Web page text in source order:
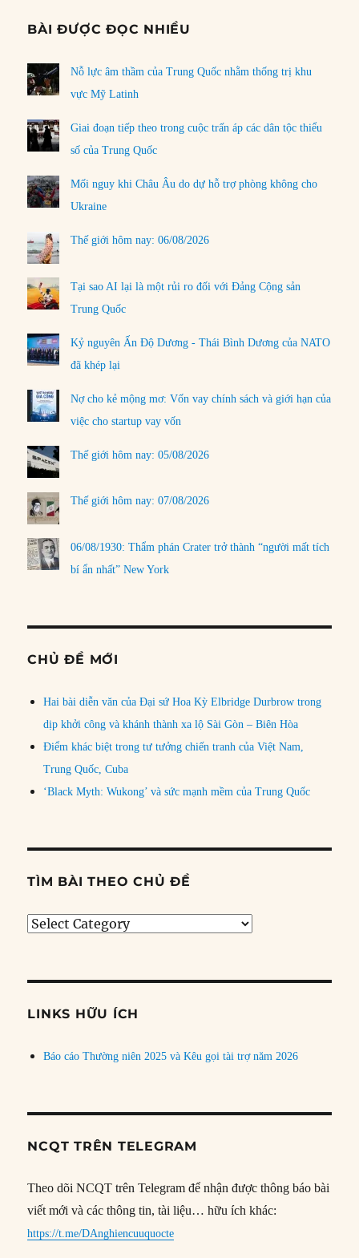
BÀI ĐƯỢC ĐỌC NHIỀU
Nỗ lực âm thầm của Trung Quốc nhằm thống trị khu
vực Mỹ Latinh
Giai đoạn tiếp theo trong cuộc trấn áp các dân tộc thiểu
số của Trung Quốc
Mối nguy khi Châu Âu do dự hỗ trợ phòng không cho
Ukraine
Thế giới hôm nay: 06/08/2026
Tại sao AI lại là một rủi ro đối với Đảng Cộng sản
Trung Quốc
Kỷ nguyên Ấn Độ Dương - Thái Bình Dương của NATO
đã khép lại
Nợ cho kẻ mộng mơ: Vốn vay chính sách và giới hạn của
việc cho startup vay vốn
Thế giới hôm nay: 05/08/2026
Thế giới hôm nay: 07/08/2026
06/08/1930: Thẩm phán Crater trở thành “người mất tích
bí ẩn nhất” New York
CHỦ ĐỀ MỚI
Hai bài diễn văn của Đại sứ Hoa Kỳ Elbridge Durbrow trong
dịp khởi công và khánh thành xa lộ Sài Gòn – Biên Hòa
Điểm khác biệt trong tư tưởng chiến tranh của Việt Nam,
Trung Quốc, Cuba
‘Black Myth: Wukong’ và sức mạnh mềm của Trung Quốc
TÌM BÀI THEO CHỦ ĐỀ
Tìm
đề
LINKS HỮU ÍCH
Báo cáo Thường niên 2025 và Kêu gọi tài trợ năm 2026
NCQT TRÊN TELEGRAM
Theo dõi NCQT trên Telegram để nhận được thông báo bài
viết mới và các thông tin, tài liệu… hữu ích khác:
https://t.me/DAnghiencuuquocte